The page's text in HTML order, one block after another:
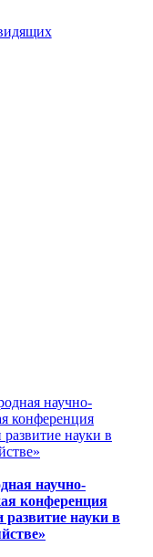
научно-
конференция
развитие науки в